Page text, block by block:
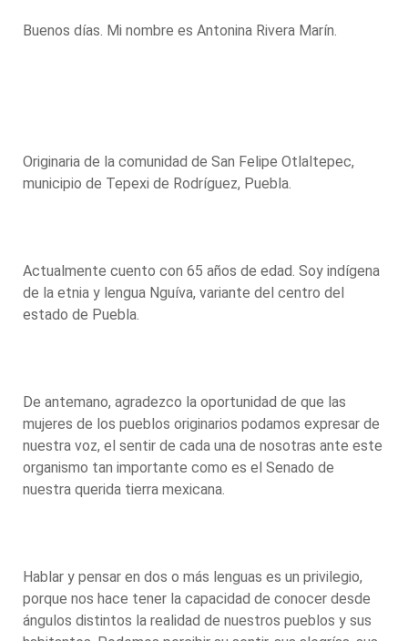
Buenos días. Mi nombre es Antonina Rivera Marín.
Originaria de la comunidad de San Felipe Otlaltepec,
municipio de Tepexi de Rodríguez, Puebla.
Actualmente cuento con 65 años de edad. Soy indígena
de la etnia y lengua Nguíva, variante del centro del
estado de Puebla.
De antemano, agradezco la oportunidad de que las
mujeres de los pueblos originarios podamos expresar de
nuestra voz, el sentir de cada una de nosotras ante este
organismo tan importante como es el Senado de
nuestra querida tierra mexicana.
Hablar y pensar en dos o más lenguas es un privilegio,
porque nos hace tener la capacidad de conocer desde
ángulos distintos la realidad de nuestros pueblos y sus